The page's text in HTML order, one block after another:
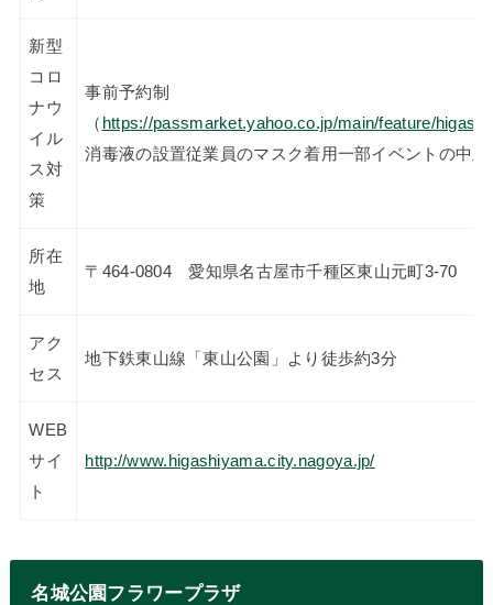
新型
コロ
ナウ
イル
ス対
策
事前予約制
（ https://passmarket.yahoo.co.jp/main/feature/
消毒液の設置従業員のマスク着用一部イベントの中止
所在
地
〒464-0804 愛知県名古屋市千種区東山元町3-70
アク
セス
地下鉄東山線「東山公園」より徒歩約3分
WEB
サイ
ト
http://www.higashiyama.city.nagoya.jp/
名城公園フラワープラザ